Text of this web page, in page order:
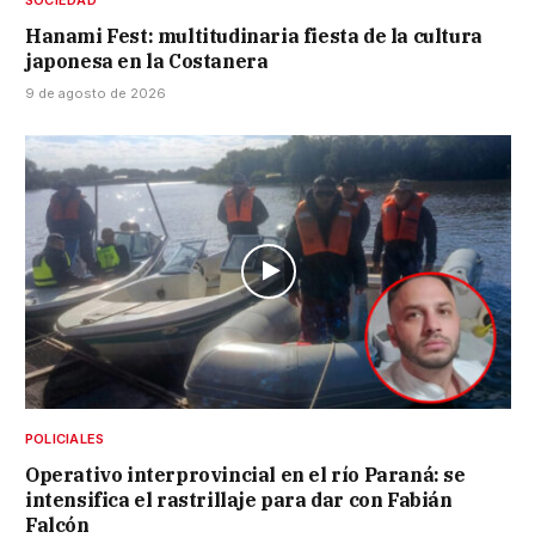
Hanami Fest: multitudinaria fiesta de la cultura
japonesa en la Costanera
9 de agosto de 2026
POLICIALES
Operativo interprovincial en el río Paraná: se
intensifica el rastrillaje para dar con Fabián
Falcón